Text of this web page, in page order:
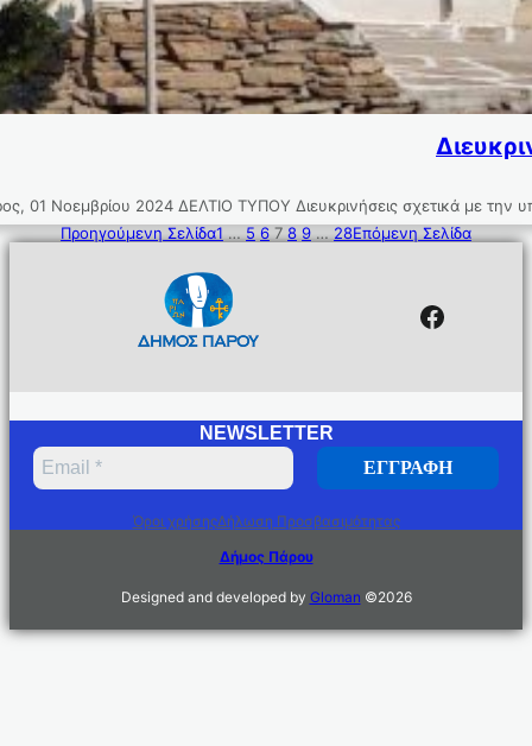
2024 ΔΕΛΤΙΟ ΤΥΠΟΥ Διευκρινήσεις σχετικά με την
Προηγούμενη Σελίδα1 … 5 6 7 8 9 … 28Επόμενη Σελίδα
NEWSLETTER
Όροι χρήσηςΔήλωση Προσβασιμότητας
Δήμος Πάρου
Designed and developed by Gloman ©2026